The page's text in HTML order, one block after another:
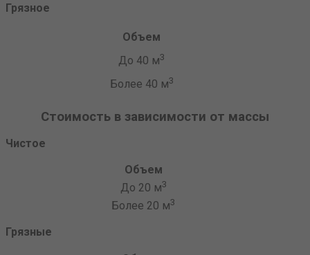
Грязное
Объем
До 40 м3
Более 40 м3
Стоимость в зависимости от массы
Чистое
Объем
До 20 м3
Более 20 м3
Грязные